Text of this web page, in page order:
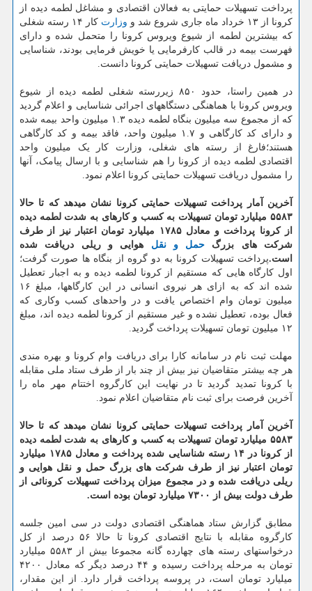
پرداخت تسهیلات حمایتی به فعالان اقتصادی و مشاغل لطمه دیده از
کرونا از ۱۳ خرداد ماه جاری شروع شد و
وزارت
کار ۱۴ رسته شغلی
که بیشترین لطمه از شیوع ویروس کرونا را متحمل شده و دارای
فهرست بیمه در قالب کارفرمایی یا خویش فرمایی بودند، شناسایی
و مشمول دریافت تسهیلات حمایتی کرونا دانست.
در همین راستا، حدود ۸۵۰ زیررسته شغلی لطمه دیده از شیوع
ویروس کرونا با هماهنگی دستگاههای اجرائی شناسایی و اعلام گردید
که از مجموع سه میلیون بنگاه لطمه دیده ۱.۳ میلیون واحد بیمه شده
و دارای کد کارگاهی و ۱.۷ میلیون واحد، فاقد بیمه و کد کارگاهی
هستند؛فارغ از رسته های شغلی، وزارت کار یک میلیون واحد
اقتصادی لطمه دیده از کرونا را هم شناسایی و با ارسال پیامک، آنها
را مشمول دریافت تسهیلات حمایتی کرونا اعلام نمود.
آخرین آمار پرداخت تسهیلات حمایتی کرونا نشان میدهد که تا حالا
۵۵۸۳ میلیارد تومان تسهیلات به کسب و کارهای به شدت لطمه دیده
از کرونا پرداخت و معادل ۱۷۸۵ میلیارد تومان اعتبار نیز از طرف
شرکت های بزرگ حمل و نقل هوایی و ریلی دریافت شده
است.پرداخت تسهیلات کرونا به دو گروه از بنگاه ها صورت گرفت؛
اول کارگاه هایی که مستقیم از کرونا لطمه دیده و به اجبار تعطیل
شده اند که به ازای هر نیروی انسانی در این کارگاهها، مبلغ ۱۶
میلیون تومان وام اختصاص یافت و در واحدهای کسب وکاری که
فعال بوده، تعطیل نشده و غیر مستقیم از کرونا لطمه دیده اند، مبلغ
۱۲ میلیون تومان تسهیلات پرداخت گردید.
مهلت ثبت نام در سامانه کارا برای دریافت وام کرونا و بهره مندی
هر چه بیشتر متقاضیان نیز بیش از چند بار از طرف ستاد ملی مقابله
با کرونا تمدید گردید تا در نهایت این کارگروه اختتام مهر ماه را
آخرین فرصت برای ثبت نام متقاضیان اعلام نمود.
آخرین آمار پرداخت تسهیلات حمایتی کرونا نشان میدهد که تا حالا
۵۵۸۳ میلیارد تومان تسهیلات به کسب و کارهای به شدت لطمه دیده
از کرونا در ۱۴ رسته شناسایی شده پرداخت و معادل ۱۷۸۵ میلیارد
تومان اعتبار نیز از طرف شرکت های بزرگ حمل و نقل هوایی و
ریلی دریافت شده و در مجموع میزان پرداخت تسهیلات کرونائی از
طرف دولت بیش از ۷۳۰۰ میلیارد تومان بوده است.
مطابق گزارش ستاد هماهنگی اقتصادی دولت در سی امین جلسه
کارگروه مقابله با نتایج اقتصادی کرونا تا حالا ۵۶ درصد از کل
درخواستهای رسته های چهارده گانه مجموعا بیش از ۵۵۸۳ میلیارد
تومان به مرحله پرداخت رسیده و ۴۴ درصد دیگر که معادل ۴۲۰۰
میلیارد تومان است، در پروسه پرداخت قرار دارد. از این مقدار،